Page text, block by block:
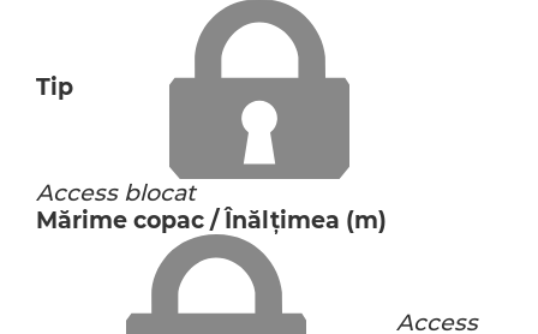
Tip
Access blocat
Mărime copac / Înălţimea (m)
Access